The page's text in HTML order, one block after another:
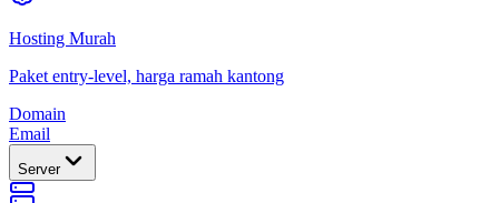
Hosting Murah
Paket entry-level, harga ramah kantong
Domain
Email
Server